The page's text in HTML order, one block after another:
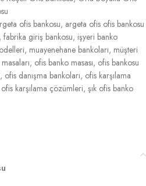
ofis bankosu, argeta ofis ofis bankosu
, fabrika giriş bankosu, işyeri banko
, muayenehane bankoları, müşteri
, ofis banko masası, ofis bankosu
, ofis danışma bankoları, ofis karşılama
ofis karşılama çözümleri, şık ofis banko